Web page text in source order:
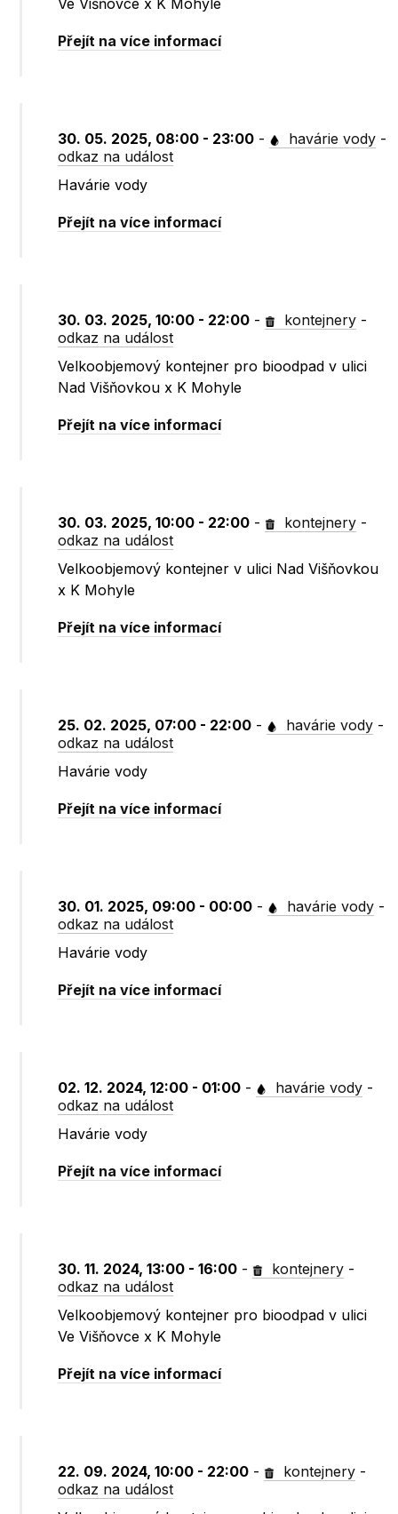
Ve Višňovce x K Mohyle
Přejít na více informací
30. 05. 2025, 08:00 - 23:00 - havárie vody -
odkaz na událost
Havárie vody
Přejít na více informací
30. 03. 2025, 10:00 - 22:00 - kontejnery -
odkaz na událost
Velkoobjemový kontejner pro bioodpad v ulici
Nad Višňovkou x K Mohyle
Přejít na více informací
30. 03. 2025, 10:00 - 22:00 - kontejnery -
odkaz na událost
Velkoobjemový kontejner v ulici Nad Višňovkou
x K Mohyle
Přejít na více informací
25. 02. 2025, 07:00 - 22:00 - havárie vody -
odkaz na událost
Havárie vody
Přejít na více informací
30. 01. 2025, 09:00 - 00:00 - havárie vody -
odkaz na událost
Havárie vody
Přejít na více informací
02. 12. 2024, 12:00 - 01:00 - havárie vody -
odkaz na událost
Havárie vody
Přejít na více informací
30. 11. 2024, 13:00 - 16:00 - kontejnery -
odkaz na událost
Velkoobjemový kontejner pro bioodpad v ulici
Ve Višňovce x K Mohyle
Přejít na více informací
22. 09. 2024, 10:00 - 22:00 - kontejnery -
odkaz na událost